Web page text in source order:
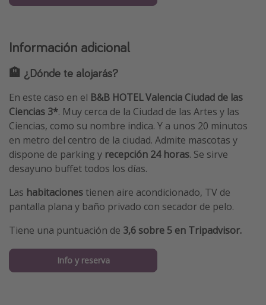
Información adicional
🏨 ¿Dónde te alojarás?
En este caso en el B&B HOTEL Valencia Ciudad de las
Ciencias 3*. Muy cerca de la Ciudad de las Artes y las
Ciencias, como su nombre indica. Y a unos 20 minutos
en metro del centro de la ciudad. Admite mascotas y
dispone de parking y recepción 24 horas. Se sirve
desayuno buffet todos los días.
Las habitaciones tienen aire acondicionado, TV de
pantalla plana y baño privado con secador de pelo.
Tiene una puntuación de 3,6 sobre 5 en Tripadvisor.
Info y reserva